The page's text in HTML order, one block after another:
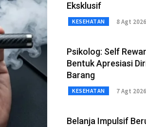
Eksklusif
KESEHATAN 8 Agt 2026
Psikolog: Self
Bentuk Apresiasi
Barang
KESEHATAN 7 Agt 2026
Belanja Impulsif